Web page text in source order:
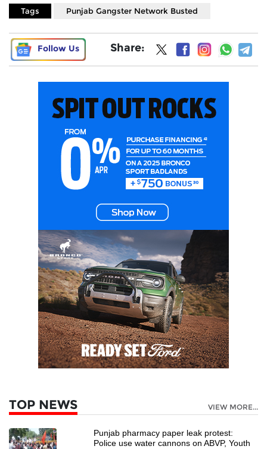
Tags Punjab Gangster Network Busted
Follow Us Share:
TOP NEWS VIEW MORE...
Punjab pharmacy paper leak protest:
Police use water cannons on ABVP, Youth